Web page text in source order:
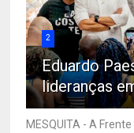
2
Eduardo
lideranças
MESQUITA - A